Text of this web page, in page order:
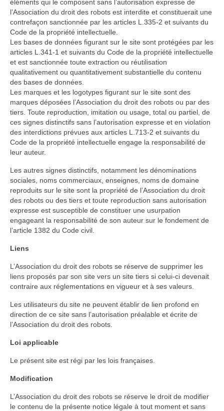
éléments qui le composent sans l’autorisation expresse de
l’Association du droit des robots est interdite et constituerait une
contrefaçon sanctionnée par les articles L.335-2 et suivants du
Code de la propriété intellectuelle.
Les bases de données figurant sur le site sont protégées par les
articles L.341-1 et suivants du Code de la propriété intellectuelle
et est sanctionnée toute extraction ou réutilisation
qualitativement ou quantitativement substantielle du contenu
des bases de données.
Les marques et les logotypes figurant sur le site sont des
marques déposées l’Association du droit des robots ou par des
tiers. Toute reproduction, imitation ou usage, total ou partiel, de
ces signes distinctifs sans l’autorisation expresse et en violation
des interdictions prévues aux articles L.713-2 et suivants du
Code de la propriété intellectuelle engage la responsabilité de
leur auteur.
Les autres signes distinctifs, notamment les dénominations
sociales, noms commerciaux, enseignes, noms de domaine
reproduits sur le site sont la propriété de l’Association du droit
des robots ou des tiers et toute reproduction sans autorisation
expresse est susceptible de constituer une usurpation
engageant la responsabilité de son auteur sur le fondement de
l’article 1382 du Code civil.
Liens
L’Association du droit des robots se réserve de supprimer les
liens proposés par son site vers un site tiers si celui-ci devenait
contraire aux réglementations en vigueur et à ses valeurs.
Les utilisateurs du site ne peuvent établir de lien profond en
direction de ce site sans l’autorisation préalable et écrite de
l’Association du droit des robots.
Loi applicable
Le présent site est régi par les lois françaises.
Modification
L’Association du droit des robots se réserve le droit de modifier
le contenu de la présente notice légale à tout moment et sans